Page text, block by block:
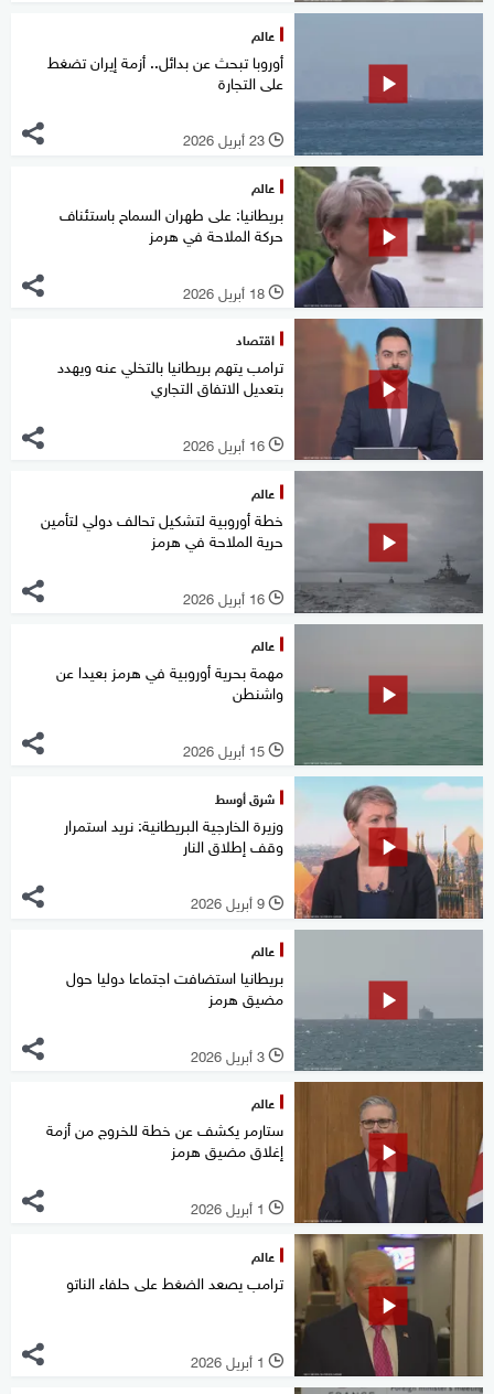
عالم
أوروبا تبحث عن بدائل.. أزمة إيران تضغط
على التجارة
l 23 أبريل 2026
عالم
بريطانيا: على طهران ‌السماح باستئناف
‌حركة الملاحة في هرمز
l 18 أبريل 2026
اقتصاد
ترامب يتهم بريطانيا بالتخلي عنه ويهدد
بتعديل الاتفاق التجاري
l 16 أبريل 2026
عالم
خطة أوروبية لتشكيل تحالف دولي لتأمين
حرية الملاحة في هرمز
l 16 أبريل 2026
عالم
مهمة بحرية أوروبية في هرمز بعيدا عن
واشنطن
l 15 أبريل 2026
شرق أوسط
وزيرة الخارجية البريطانية: نريد استمرار
وقف إطلاق النار
l 9 أبريل 2026
عالم
بريطانيا استضافت اجتماعا دوليا حول
مضيق هرمز
l 3 أبريل 2026
عالم
ستارمر يكشف عن خطة للخروج من أزمة
إغلاق مضيق هرمز
l 1 أبريل 2026
عالم
ترامب يصعد الضغط على حلفاء الناتو
l 1 أبريل 2026